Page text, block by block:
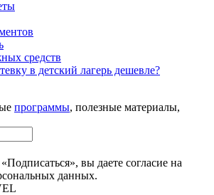
средств
в детский лагерь дешевле?
программы, полезные материалы,
вы даете согласие на
данных.